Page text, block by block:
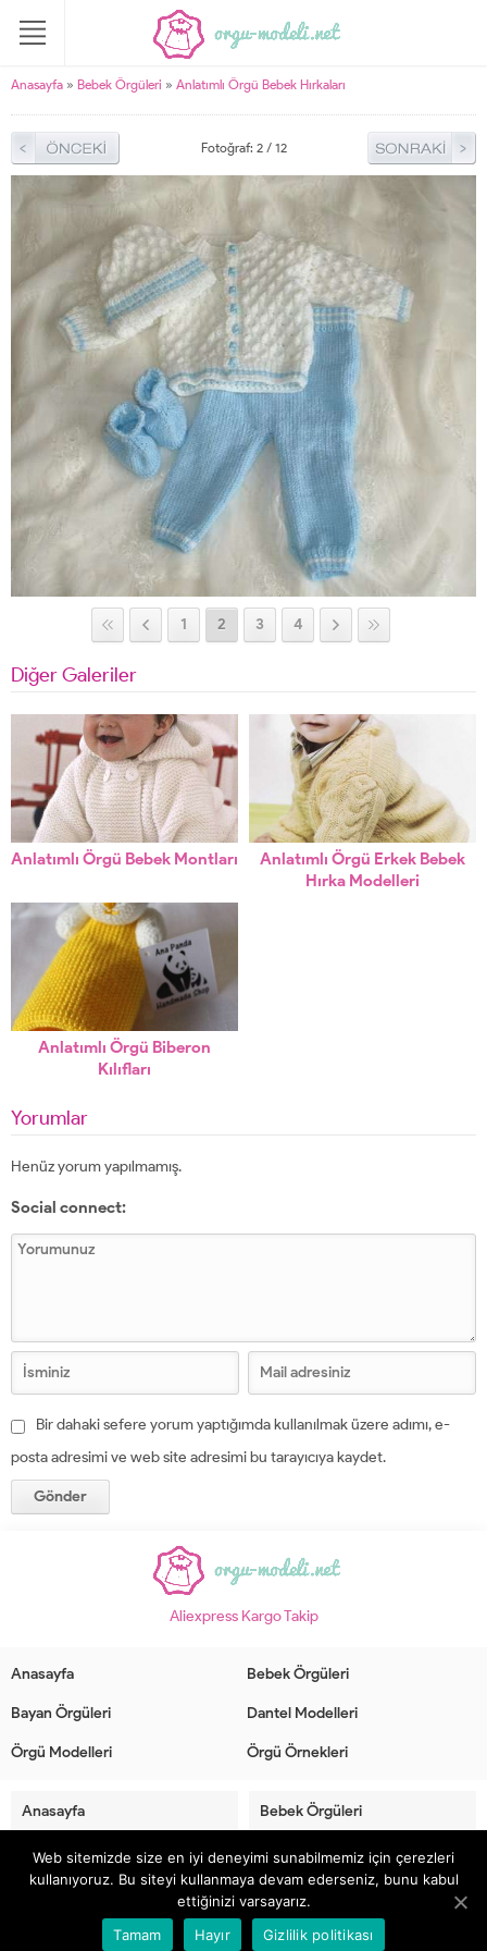
Anasayfa » Bebek Örgüleri » Anlatımlı Örgü Bebek Hırkaları
Fotoğraf: 2 / 12
1 2 3 4
Diğer Galeriler
Anlatımlı Örgü Bebek Montları
Anlatımlı Örgü Erkek Bebek
Hırka Modelleri
Anlatımlı Örgü Biberon
Kılıfları
Yorumlar
Henüz yorum yapılmamış.
Social connect:
Bir dahaki sefere yorum yaptığımda kullanılmak üzere adımı, e-
posta adresimi ve web site adresimi bu tarayıcıya kaydet.
Aliexpress Kargo Takip
Anasayfa Bebek Örgüleri
Bayan Örgüleri Dantel Modelleri
Örgü Modelleri Örgü Örnekleri
Anasayfa Bebek Örgüleri
Bayan Örgüleri Dantel Modelleri
Örgü Modelleri Örgü Örnekleri
Web sitemizde size en iyi deneyimi sunabilmemiz için çerezleri
kullanıyoruz. Bu siteyi kullanmaya devam ederseniz, bunu kabul
ettiğinizi varsayarız.
Tamam
Hayır Gizlilik politikası